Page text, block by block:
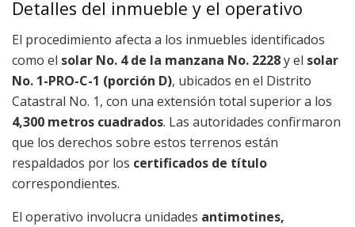
Detalles del inmueble y el operativo
El procedimiento afecta a los inmuebles identificados
como el solar No. 4 de la manzana No. 2228y el solar
No. 1-PRO-C-1 (porción D), ubicados en el Distrito
Catastral No. 1, con una extensión total superior a los
4,300 metros cuadrados. Las autoridades confirmaron
que los derechos sobre estos terrenos están
respaldados por los certificados de título
correspondientes.
El operativo involucra unidades antimotines,